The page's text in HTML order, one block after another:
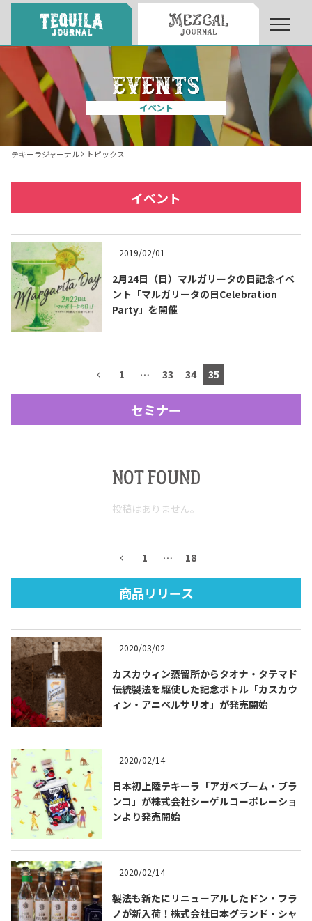
About About Tequila Journal
テキーラとは What’s Tequila
テキーラマーケット
テキーラの飲み方 How to Drink Tequila
メキシコ料理
Events List
お問合せ テキーラ・メスカルが飲める
バー＆レストラン
Tequila Journal SNS
イベント
テキーラジャーナル トピックス
イベント
2019/02/01
2月24日（日）マルガリータの日記念イベ
ント「マルガリータの日Celebration
Party」を開催
1 … 33 34 35
セミナー
NOT FOUND
投稿はありません。
1 … 18
商品リリース
2020/03/02
カスカウィン蒸留所からタオナ・タテマド
伝統製法を駆使した記念ボトル「カスカウ
ィン・アニベルサリオ」が発売開始
2020/02/14
日本初上陸テキーラ「アガベブーム・ブラ
ンコ」が株式会社シーゲルコーポレーショ
ンより発売開始
2020/02/14
製法も新たにリニューアルしたドン・フラ
ノが新入荷！株式会社日本グランド・シャ